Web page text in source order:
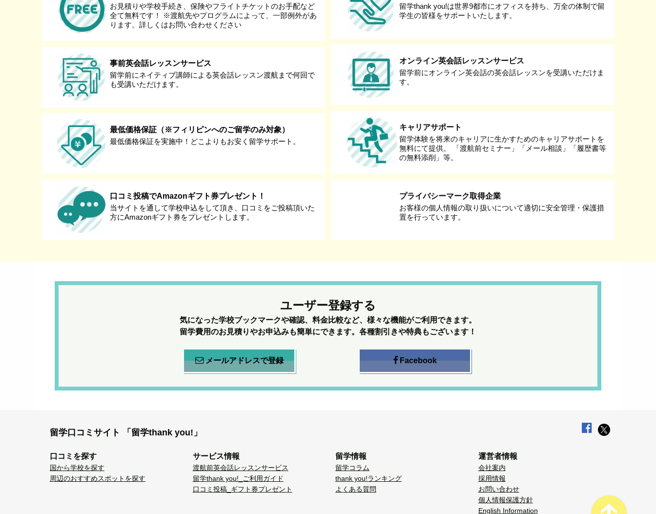
お見積りや学校手続き、保険やフライトチケットのお手配など
全て無料です！ ※渡航先やプログラムによって、一部例外があ
ります。詳しくはお問い合わせください
事前英会話レッスンサービス
留学前にネイティブ講師による英会話レッスン渡航まで何回で
も受講いただけます。
最低価格保証（※フィリピンへのご留学のみ対象）
最低価格保証を実施中！どこよりもお安く留学サポート。
口コミ投稿でAmazonギフト券プレゼント！
当サイトを通して学校申込をして頂き、口コミをご投稿頂いた
方にAmazonギフト券をプレゼントします。
留学thank you!は世界9都市にオフィスを持ち、万全の体制で留
学生の皆様をサポートいたします。
オンライン英会話レッスンサービス
留学前にオンライン英会話の英会話レッスンを受講いただけま
す。
キャリアサポート
留学体験を将来のキャリアに生かすためのキャリアサポートを
無料にて提供。 「渡航前セミナー」「メール相談」「履歴書等
の無料添削」等。
プライバシーマーク取得企業
お客様の個人情報の取り扱いについて適切に安全管理・保護措
置を行っています。
ユーザー登録する
気になった学校ブックマークや確認、料金比較など、様々な機能がご利用できます。
留学費用のお見積りやお申込みも簡単にできます。各種割引きや特典もございます！
メールアドレスで登録 Facebook
留学口コミサイト 「留学thank you!」
口コミを探す
国から学校を探す
周辺のおすすめスポットを探す
サービス情報
渡航前英会話レッスンサービス
留学thank you!_ご利用ガイド
口コミ投稿_ギフト券プレゼント
留学情報
留学コラム
thank you!ランキング
よくある質問
運営者情報
会社案内
採用情報
お問い合わせ
個人情報保護方針
English Information